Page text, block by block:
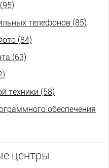
телефонов (85)
(84)
(63)
техники (58)
обеспечения
центры